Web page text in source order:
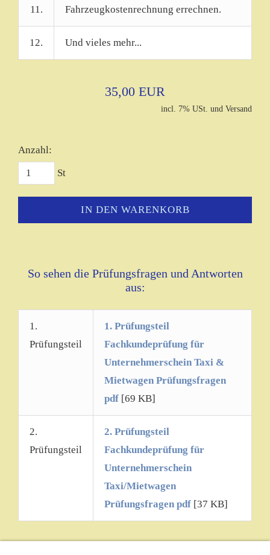
11. Fahrzeugkostenrechnung errechnen.
12. Und vieles mehr...
35,00 EUR
incl. 7% USt. und Versand
Anzahl:
St
IN DEN WARENKORB
So sehen die Prüfungsfragen und Antworten
aus:
1.
Prüfungsteil
1. Prüfungsteil
Fachkundeprüfung für
Unternehmerschein Taxi &
Mietwagen Prüfungsfragen
pdf [69 KB]
2.
Prüfungsteil
2. Prüfungsteil
Fachkundeprüfung für
Unternehmerschein
Taxi/Mietwagen
Prüfungsfragen pdf [37 KB]